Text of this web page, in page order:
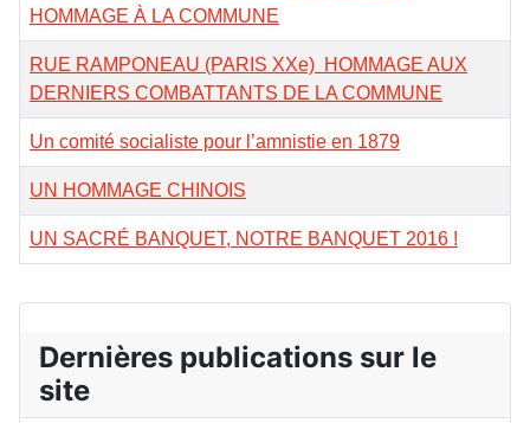
HOMMAGE À LA COMMUNE
RUE RAMPONEAU (PARIS XXe) HOMMAGE AUX
DERNIERS COMBATTANTS DE LA COMMUNE
Un comité socialiste pour l’amnistie en 1879
UN HOMMAGE CHINOIS
UN SACRÉ BANQUET, NOTRE BANQUET 2016 !
Dernières publications sur le
site